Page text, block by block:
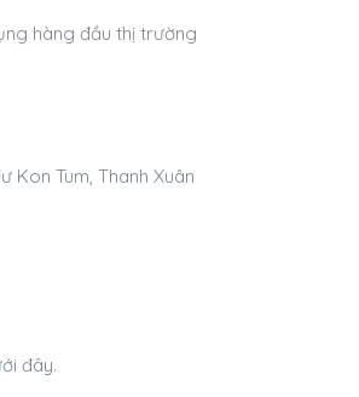
hàng đầu thị trường
Kon Tum, Thanh Xuân
đây.